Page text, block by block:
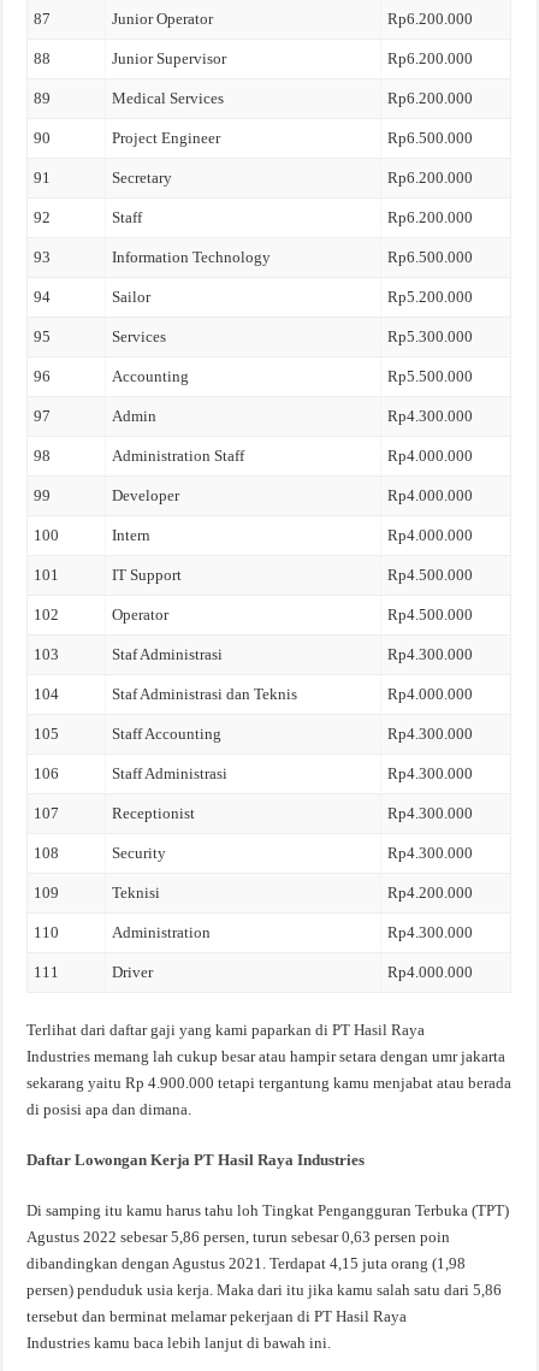
87 Junior Operator Rp6.200.000
88 Junior Supervisor Rp6.200.000
89 Medical Services Rp6.200.000
90 Project Engineer Rp6.500.000
91 Secretary Rp6.200.000
92 Staff Rp6.200.000
93 Information Technology Rp6.500.000
94 Sailor Rp5.200.000
95 Services Rp5.300.000
96 Accounting Rp5.500.000
97 Admin Rp4.300.000
98 Administration Staff Rp4.000.000
99 Developer Rp4.000.000
100 Intern Rp4.000.000
101 IT Support Rp4.500.000
102 Operator Rp4.500.000
103 Staf Administrasi Rp4.300.000
104 Staf Administrasi dan Teknis Rp4.000.000
105 Staff Accounting Rp4.300.000
106 Staff Administrasi Rp4.300.000
107 Receptionist Rp4.300.000
108 Security Rp4.300.000
109 Teknisi Rp4.200.000
110 Administration Rp4.300.000
111 Driver Rp4.000.000
Terlihat dari daftar gaji yang kami paparkan di PT Hasil Raya
Industries memang lah cukup besar atau hampir setara dengan umr jakarta
sekarang yaitu Rp 4.900.000 tetapi tergantung kamu menjabat atau berada
di posisi apa dan dimana.
Daftar Lowongan Kerja PT Hasil Raya Industries
Di samping itu kamu harus tahu loh Tingkat Pengangguran Terbuka (TPT)
Agustus 2022 sebesar 5,86 persen, turun sebesar 0,63 persen poin
dibandingkan dengan Agustus 2021. Terdapat 4,15 juta orang (1,98
persen) penduduk usia kerja. Maka dari itu jika kamu salah satu dari 5,86
tersebut dan berminat melamar pekerjaan di PT Hasil Raya
Industries kamu baca lebih lanjut di bawah ini.